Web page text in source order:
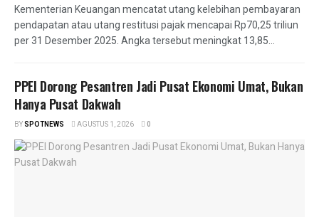
Kementerian Keuangan mencatat utang kelebihan pembayaran
pendapatan atau utang restitusi pajak mencapai Rp70,25 triliun
per 31 Desember 2025. Angka tersebut meningkat 13,85...
PPEI Dorong Pesantren Jadi Pusat Ekonomi Umat, Bukan
Hanya Pusat Dakwah
BYSPOTNEWS AGUSTUS 1, 2026 0